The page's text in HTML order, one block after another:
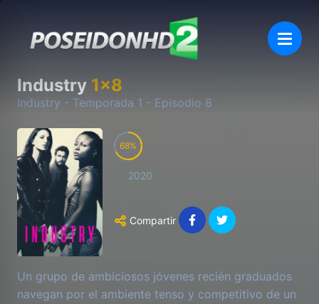
Industry 1x8
Industry - Temporada 1 - Episodio 8
68
2020
Compartir
Un grupo de ambiciosos jóvenes recién graduados
navegan por el ambiente tenso y competitivo de un